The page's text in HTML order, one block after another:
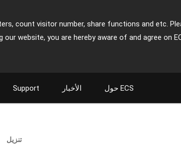
count visitor number, share functions and etc.
website, you are hereby aware of and agree on
Support الأخبار حول ECS
تنزيل